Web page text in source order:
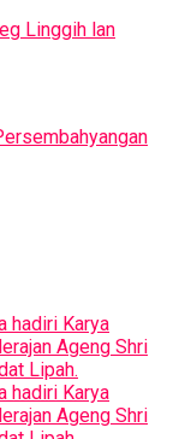
Linggih lan